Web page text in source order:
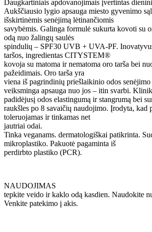
Daugkartiniais apdovanojimais įvertintas
Aukščiausio lygio apsauga miesto gyvenimo
išskirtinėmis senėjimą lėtinančiomis
savybėmis. Galinga formulė sukurta kovoti su
odą nuo žalingų saulės
spindulių – SPF30 UVB + UVA-PF.
taršos, ingredientas CITYSTEM®
kovoja su matoma ir nematoma oro tarša bei
pažeidimais. Oro tarša yra
viena iš pagrindinių priešlaikinio odos
veiksminga apsauga nuo jos – itin svarbi.
padidėjusį odos elastingumą ir stangrumą bei
raukšles po 8 savaičių naudojimo. Įrodyta, kad
toleruojamas ir tinkamas net
jautriai odai.
Tinka veganams. dermatologiškai patikrinta.
mikroplastiko. Pakuotė pagaminta iš
perdirbto plastiko (PCR).
NAUDOJIMAS
tepkite veido ir kaklo odą kasdien. Naudokite
Venkite patekimo į akis.